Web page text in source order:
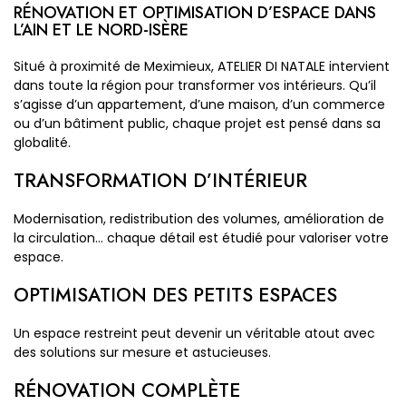
RÉNOVATION ET OPTIMISATION D’ESPACE DANS
L’AIN ET LE NORD-ISÈRE
Situé à proximité de Meximieux, ATELIER DI NATALE intervient
dans toute la région pour transformer vos intérieurs. Qu’il
s’agisse d’un appartement, d’une maison, d’un commerce
ou d’un bâtiment public, chaque projet est pensé dans sa
globalité.
TRANSFORMATION D’INTÉRIEUR
Modernisation, redistribution des volumes, amélioration de
la circulation… chaque détail est étudié pour valoriser votre
espace.
OPTIMISATION DES PETITS ESPACES
Un espace restreint peut devenir un véritable atout avec
des solutions sur mesure et astucieuses.
RÉNOVATION COMPLÈTE